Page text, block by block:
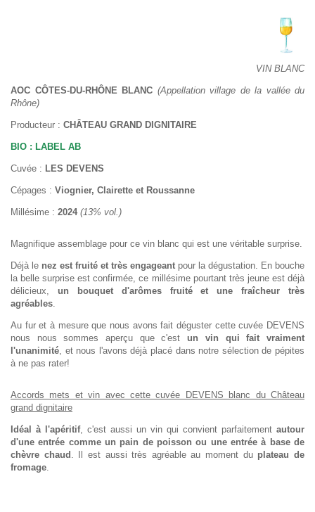
VIN BLANC
AOC CÔTES-DU-RHÔNE BLANC (Appellation village de la vallée du
Rhône)
Producteur : CHÂTEAU GRAND DIGNITAIRE
BIO : LABEL AB
Cuvée : LES DEVENS
Cépages : Viognier, Clairette et Roussanne
Millésime : 2024 (13% vol.)
Magnifique assemblage pour ce vin blanc qui est une véritable surprise.
Déjà le nez est fruité et très engageant pour la dégustation. En bouche
la belle surprise est confirmée, ce millésime pourtant très jeune est déjà
délicieux, un bouquet d'arômes fruité et une fraîcheur très
agréables
Au fur et à mesure que nous avons fait déguster cette cuvée DEVENS
nous nous sommes aperçu que c'estun vin qui fait vraiment
l'unanimité , et nous l'avons déjà placé dans notre sélection de pépites
à ne pas rater!
Accords mets et vin avec cette cuvée DEVENS blanc du Château
grand dignitaire
Idéal à l'apéritif, c'est aussi un vin qui convient parfaitement autour
d'une entrée comme un pain de poisson ou une entrée à base de
chèvre chaud . Il est aussi très agréable au moment du plateau de
fromage